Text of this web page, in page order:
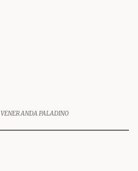
VENERANDA PALADINO